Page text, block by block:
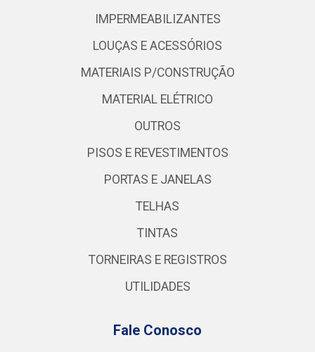
IMPERMEABILIZANTES
LOUÇAS E ACESSÓRIOS
MATERIAIS P/CONSTRUÇÃO
MATERIAL ELÉTRICO
OUTROS
PISOS E REVESTIMENTOS
PORTAS E JANELAS
TELHAS
TINTAS
TORNEIRAS E REGISTROS
UTILIDADES
Fale Conosco